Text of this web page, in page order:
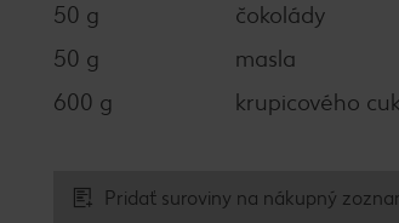
50 g
čokolády
50 g
masla
600 g
krupicového
Pridať suroviny na nákupný